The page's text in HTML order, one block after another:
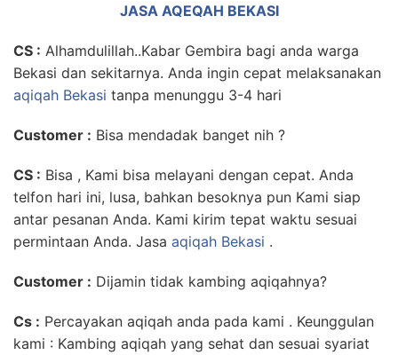
JASA AQEQAH BEKASI
CS : Alhamdulillah..Kabar Gembira bagi anda warga
Bekasi dan sekitarnya. Anda ingin cepat melaksanakan
aqiqah Bekasi tanpa menunggu 3-4 hari
Customer : Bisa mendadak banget nih ?
CS : Bisa , Kami bisa melayani dengan cepat. Anda
telfon hari ini, lusa, bahkan besoknya pun Kami siap
antar pesanan Anda. Kami kirim tepat waktu sesuai
permintaan Anda. Jasa aqiqah Bekasi .
Customer : Dijamin tidak kambing aqiqahnya?
Cs : Percayakan aqiqah anda pada kami . Keunggulan
kami : Kambing aqiqah yang sehat dan sesuai syariat